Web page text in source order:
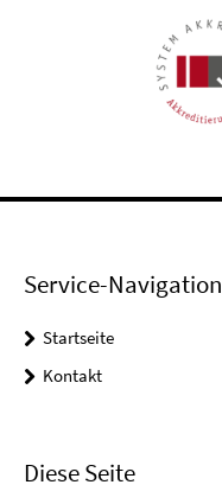
Service-Navigation
Startseite
Kontakt
Diese Seite